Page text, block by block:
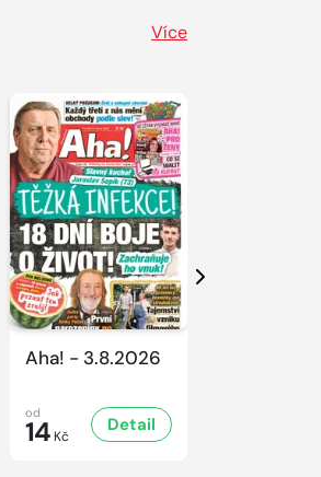
Více
Aha! - 3.8.2026
od
14 Kč
Detail
Další